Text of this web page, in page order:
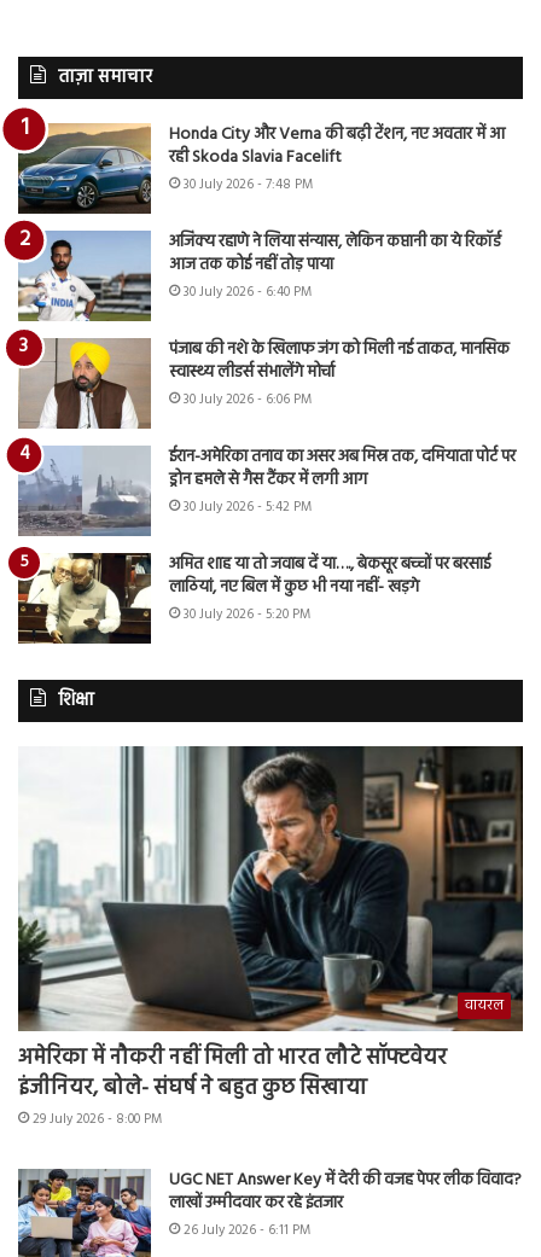
ताज़ा समाचार
Honda City और Verna की बढ़ी टेंशन, नए अवतार में आ
रही Skoda Slavia Facelift
30 July 2026 - 7:48 PM
अजिंक्य रहाणे ने लिया संन्यास, लेकिन कप्तानी का ये रिकॉर्ड
आज तक कोई नहीं तोड़ पाया
30 July 2026 - 6:40 PM
पंजाब की नशे के खिलाफ जंग को मिली नई ताकत, मानसिक
स्वास्थ्य लीडर्स संभालेंगे मोर्चा
30 July 2026 - 6:06 PM
ईरान-अमेरिका तनाव का असर अब मिस्र तक, दमियाता पोर्ट पर
ड्रोन हमले से गैस टैंकर में लगी आग
30 July 2026 - 5:42 PM
अमित शाह या तो जवाब दें या…., बेकसूर बच्चों पर बरसाई
लाठियां, नए बिल में कुछ भी नया नहीं- खड़गे
30 July 2026 - 5:20 PM
शिक्षा
वायरल
अमेरिका में नौकरी नहीं मिली तो भारत लौटे सॉफ्टवेयर
इंजीनियर, बोले- संघर्ष ने बहुत कुछ सिखाया
29 July 2026 - 8:00 PM
UGC NET Answer Key में देरी की वजह पेपर लीक विवाद?
लाखों उम्मीदवार कर रहे इंतजार
26 July 2026 - 6:11 PM